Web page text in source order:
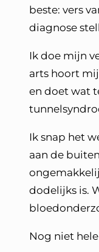
beste: vers
diagnose
Ik doe mijn
arts hoort
en doet wat
Ik snap het
aan de
dodelijks is.
Nog niet